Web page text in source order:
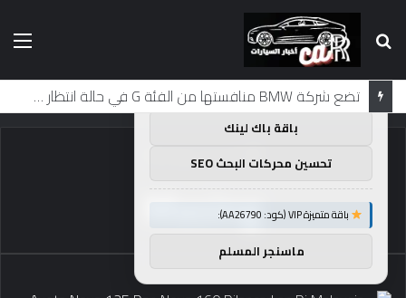
بحث
عن
تضع شركة BMW منافستها من الفئة G في حالة انتظار مع وصول الرياح المعاكسة في الصين إلى موطنها
الرئيسية/
Masing
Masing
توصيات :
باقة متميزة VIP (كود: AA11138):
باقة باك لينك
تحسين محركات البحث SEO
باقة متميزة VIP (كود: AA26790):
ماسنجر المسلم